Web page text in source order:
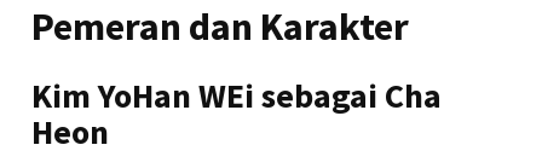
Pemeran dan Karakter
Kim YoHan WEi sebagai Cha
Heon